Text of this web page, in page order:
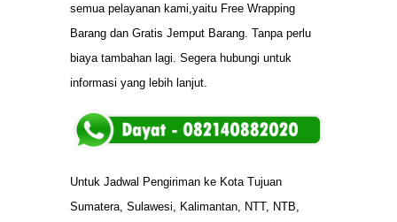
semua pelayanan kami,yaitu Free Wrapping
Barang dan Gratis Jemput Barang. Tanpa perlu
biaya tambahan lagi. Segera hubungi untuk
informasi yang lebih lanjut.
Untuk Jadwal Pengiriman ke Kota Tujuan
Sumatera, Sulawesi, Kalimantan, NTT, NTB,